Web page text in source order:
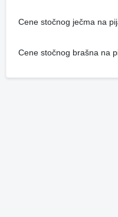
Cene stočnog ječma na
Cene stočnog brašna na